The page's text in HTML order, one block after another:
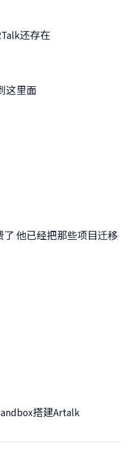
还存在
这里面
他已经把那些项目迁移
搭建Artalk